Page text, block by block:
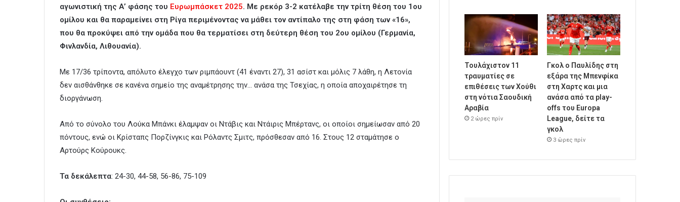
αγωνιστική της Α’ φάσης του Ευρωμπάσκετ 2025. Με ρεκόρ 3-2 κατέλαβε την τρίτη θέση του 1ου
ομίλου και θα παραμείνει στη Ρίγα περιμένοντας να μάθει τον αντίπαλο της στη φάση των «16»,
που θα προκύψει από την ομάδα που θα τερματίσει στη δεύτερη θέση του 2ου ομίλου (Γερμανία,
Φινλανδία, Λιθουανία).
Με 17/36 τρίποντα, απόλυτο έλεγχο των ριμπάουντ (41 έναντι 27), 31 ασίστ και μόλις 7 λάθη, η Λετονία
δεν αισθάνθηκε σε κανένα σημείο της αναμέτρησης την… ανάσα της Τσεχίας, η οποία αποχαιρέτησε τη
διοργάνωση.
Από το σύνολο του Λούκα Μπάνκι έλαμψαν οι Ντάβις και Ντάιρις Μπέρτανς, οι οποίοι σημείωσαν από 20
πόντους, ενώ οι Κρίσταπς Πορζίνγκις και Ρόλαντς Σμιτς, πρόσθεσαν από 16. Στους 12 σταμάτησε ο
Αρτούρς Κούρουκς.
Τα δεκάλεπτα: 24-30, 44-58, 56-86, 75-109
Τουλάχιστον 11
τραυματίες σε
επιθέσεις των Χούθι
στη νότια Σαουδική
Αραβία
2 ώρες πρίν
Γκολ ο Παυλίδης στη
εξάρα της Μπενφίκα
στη Χαρτς και μια
ανάσα από τα play-
offs του Europa
League, δείτε τα
γκολ
3 ώρες πρίν